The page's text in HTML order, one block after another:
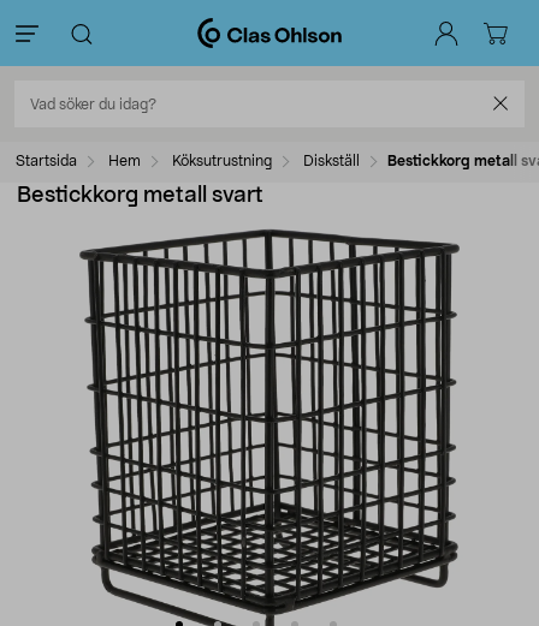
Startsida Hem Köksutrustning Diskställ Bestickkorg metall
Bestickkorg metall svart